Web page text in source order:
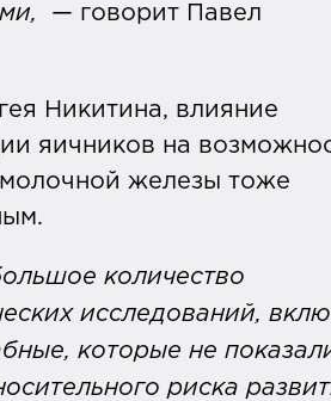
— говорит Павел
Никитина, влияние
яичников на
железы тоже
количество
исследований,
которые не
риска